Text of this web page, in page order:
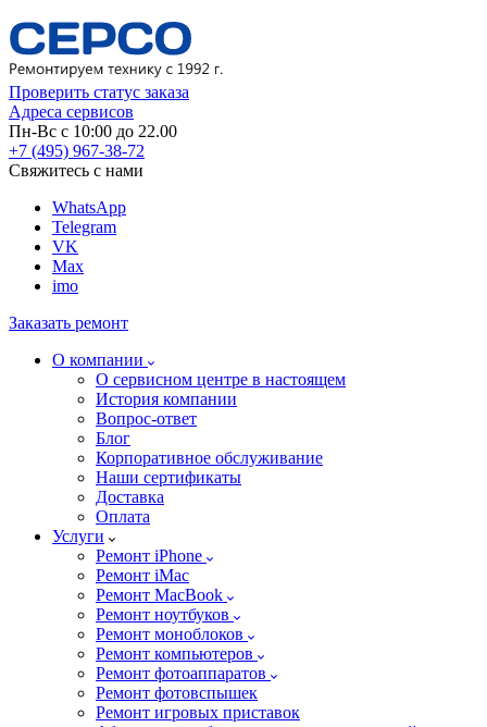
Проверить статус заказа
Адреса сервисов
Пн-Вс с 10:00 до 22.00
+7 (495) 967-38-72
Свяжитесь с нами
WhatsApp
Telegram
VK
Max
imo
Заказать ремонт
О компании
О сервисном центре в настоящем
История компании
Вопрос-ответ
Блог
Корпоративное обслуживание
Наши сертификаты
Доставка
Оплата
Услуги
Ремонт iPhone
Ремонт iMac
Ремонт MacBook
Ремонт ноутбуков
Ремонт моноблоков
Ремонт компьютеров
Ремонт фотоаппаратов
Ремонт фотовспышек
Ремонт игровых приставок